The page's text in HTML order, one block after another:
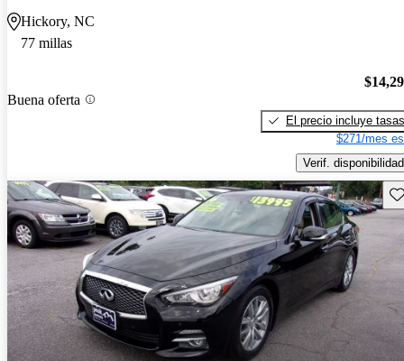
Hickory, NC
77 millas
Buena oferta
El precio incluye tasas
$271/mes
Verif. disponibilidad